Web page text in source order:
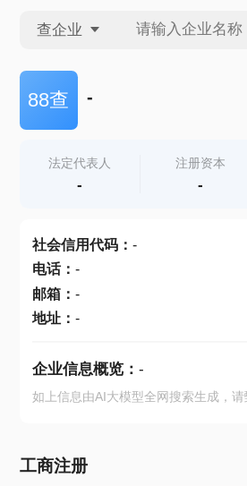
查企业
查企业
查产地
88查 -
法定代表人
-
注册资本
-
社会信用代码： -
电话： -
邮箱： -
地址： -
企业信息概览： -
如上信息由AI大模型全网搜索生成，
工商注册